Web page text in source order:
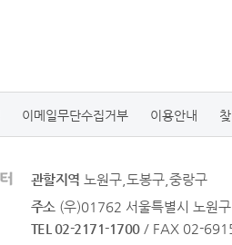
이메일무단수집거부 이용안내
관할지역 노원구,도봉구,중랑구
주소 (우)01762 서울특별시 노원
TEL 02-2171-1700 / FAX 02-